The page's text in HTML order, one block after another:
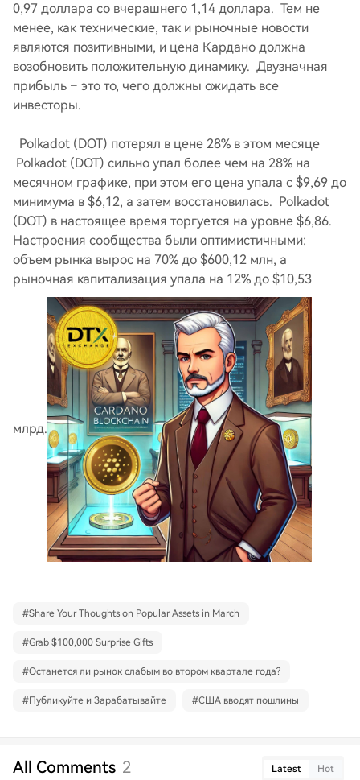
0,97 доллара со вчерашнего 1,14 доллара. Тем не
менее, как технические, так и рыночные новости
являются позитивными, и цена Кардано должна
возобновить положительную динамику. Двузначная
прибыль – это то, чего должны ожидать все
инвесторы.
Polkadot (DOT) потерял в цене 28% в этом месяце
Polkadot (DOT) сильно упал более чем на 28% на
месячном графике, при этом его цена упала с $9,69 до
минимума в $6,12, а затем восстановилась. Polkadot
(DOT) в настоящее время торгуется на уровне $6,86.
Настроения сообщества были оптимистичными:
объем рынка вырос на 70% до $600,12 млн, а
рыночная капитализация упала на 12% до $10,53
млрд.
#Share Your Thoughts on Popular Assets in March
#Grab $100,000 Surprise Gifts
#Останется ли рынок слабым во втором квартале года?
#Публикуйте и Зарабатывайте #США вводят пошлины
All Comments 2 Latest Hot